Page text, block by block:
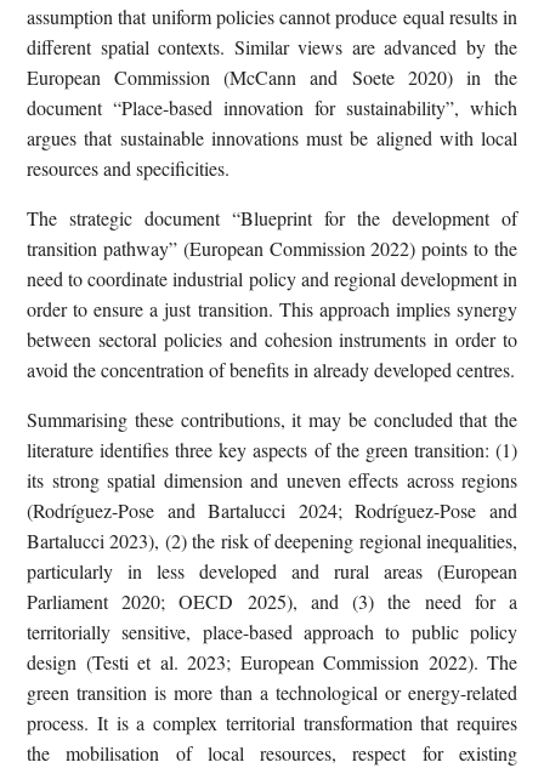
assumption that uniform policies cannot produce equal results in
different spatial contexts. Similar views are advanced by the
European Commission (McCann and Soete 2020) in the
document “Place-based innovation for sustainability”, which
argues that sustainable innovations must be aligned with local
resources and specificities.
The strategic document “Blueprint for the development of
transition pathway” (European Commission 2022) points to the
need to coordinate industrial policy and regional development in
order to ensure a just transition. This approach implies synergy
between sectoral policies and cohesion instruments in order to
avoid the concentration of benefits in already developed centres.
Summarising these contributions, it may be concluded that the
literature identifies three key aspects of the green transition: (1)
its strong spatial dimension and uneven effects across regions
(Rodríguez-Pose and Bartalucci 2024; Rodríguez-Pose and
Bartalucci 2023), (2) the risk of deepening regional inequalities,
particularly in less developed and rural areas (European
Parliament 2020; OECD 2025), and (3) the need for a
territorially sensitive, place-based approach to public policy
design (Testi et al. 2023; European Commission 2022). The
green transition is more than a technological or energy-related
process. It is a complex territorial transformation that requires
the mobilisation of local resources, respect for existing